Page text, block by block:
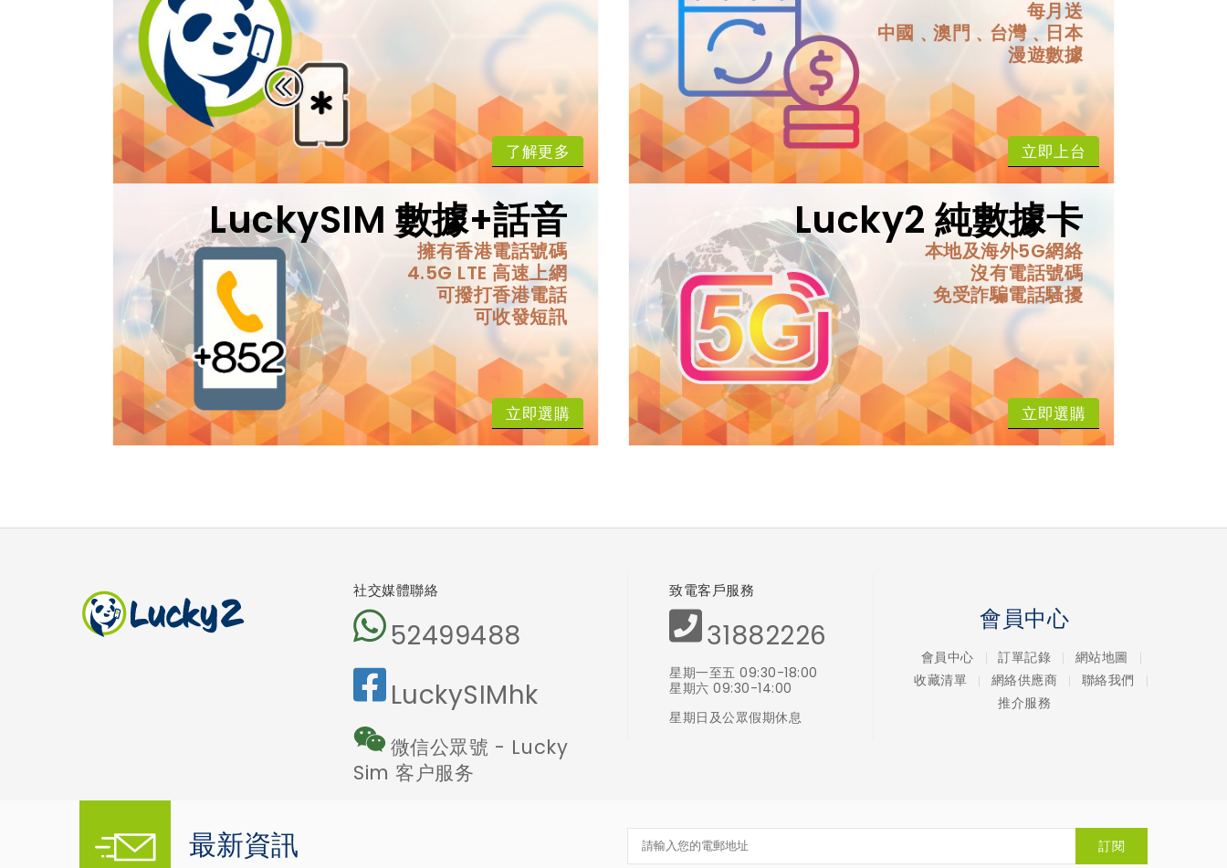
了解更多
每月送
中國﹑澳門﹑台灣﹑日本
漫遊數據
立即上台
LuckySIM 數據+話音
擁有香港電話號碼
4.5G LTE 高速上網
可撥打香港電話
可收發短訊
立即選購
Lucky2 純數據卡
本地及海外5G網絡
沒有電話號碼
免受詐騙電話騷擾
立即選購
社交媒體聯絡
52499488
LuckySIMhk
微信公眾號 - Lucky
Sim 客户服务
致電客戶服務
31882226
星期一至五 09:30-18:00
星期六 09:30-14:00
星期日及公眾假期休息
會員中心
會員中心 訂單記錄
網站地圖
收藏清單
網絡供應商
聯絡我們
推介服務
最新資訊 訂閱